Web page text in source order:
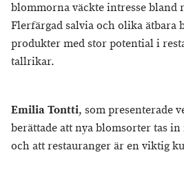
blommorna väckte intresse bland
Flerfärgad salvia och olika ätbara
produkter med stor potential i
tallrikar.
Emilia Tontti, som presenterade
berättade att nya blomsorter tas
och att restauranger är en viktig